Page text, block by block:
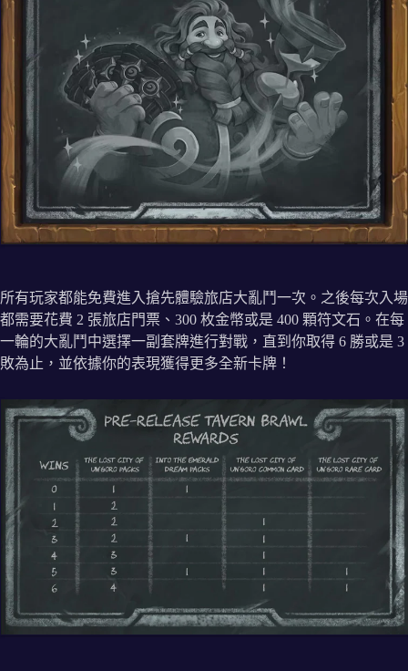
所有玩家都能免費進入搶先體驗旅店大亂鬥一次。之後每次入場
都需要花費 2 張旅店門票、300 枚金幣或是 400 顆符文石。在每
一輪的大亂鬥中選擇一副套牌進行對戰，直到你取得 6 勝或是 3
敗為止，並依據你的表現獲得更多全新卡牌！